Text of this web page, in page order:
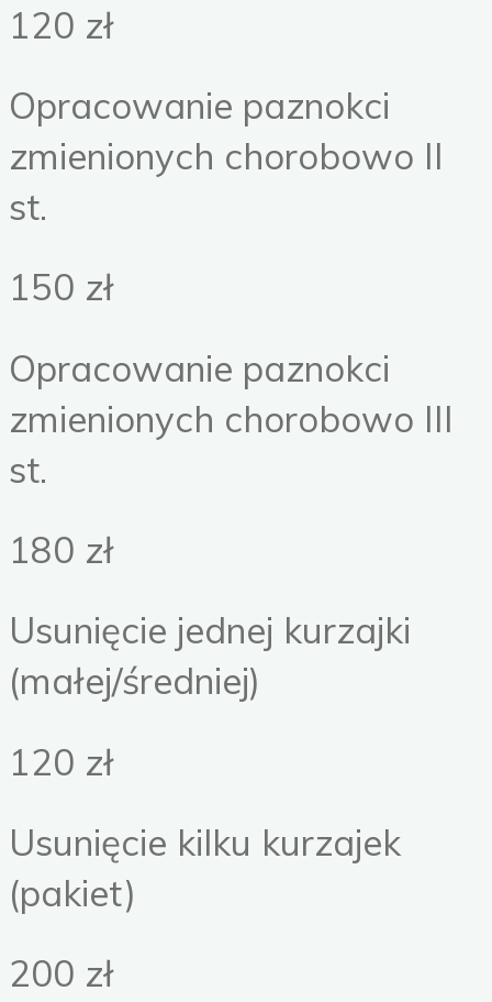
120 zł
Opracowanie paznokci
zmienionych chorobowo II
st.
150 zł
Opracowanie paznokci
zmienionych chorobowo III
st.
180 zł
Usunięcie jednej kurzajki
(małej/średniej)
120 zł
Usunięcie kilku kurzajek
(pakiet)
200 zł